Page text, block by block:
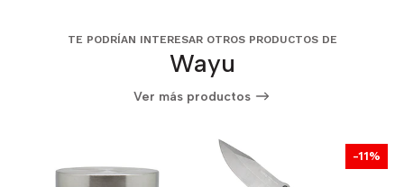
TE PODRÍAN INTERESAR OTROS PRODUCTOS DE
Wayu
Ver más productos
-11%